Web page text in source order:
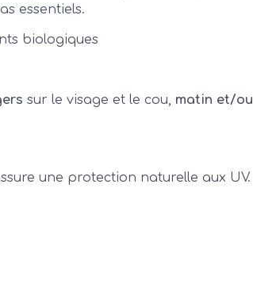
essentiels.
biologiques
sur le visage et le cou, matin et/ou
une protection naturelle aux UV.